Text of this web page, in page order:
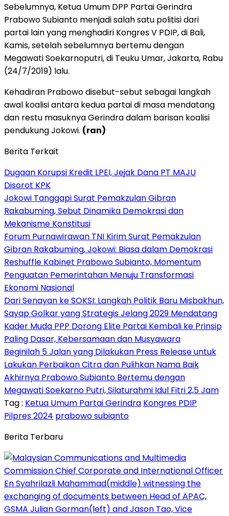
Sebelumnya, Ketua Umum DPP Partai Gerindra
Prabowo Subianto menjadi salah satu politisi dari
partai lain yang menghadiri Kongres V PDIP, di Bali,
Kamis, setelah sebelumnya bertemu dengan
Megawati Soekarnoputri, di Teuku Umar, Jakarta, Rabu
(24/7/2019) lalu.
Kehadiran Prabowo disebut-sebut sebagai langkah
awal koalisi antara kedua partai di masa mendatang
dan restu masuknya Gerindra dalam barisan koalisi
pendukung Jokowi. (ran)
Berita Terkait
Dugaan Korupsi Kredit LPEI, Jejak Dana PT MAJU
Disorot KPK
Jokowi Tanggapi Surat Pemakzulan Gibran
Rakabuming, Sebut Dinamika Demokrasi dan
Mekanisme Konstitusi
Forum Purnawirawan TNI Kirim Surat Pemakzulan
Gibran Rakabuming, Jokowi: Biasa dalam Demokrasi
Reshuffle Kabinet Prabowo Subianto, Momentum
Penguatan Pemerintahan Menuju Transformasi
Ekonomi Nasional
Dari Senayan ke SOKSI: Langkah Politik Baru Misbakhun,
Sayap Golkar yang Strategis Jelang 2029 Mendatang
Kader Muda PPP Dorong Elite Partai Kembali ke Prinsip
Paling Dasar, Kebersamaan dan Musyawara
Beginilah 5 Jalan yang Dilakukan Press Release untuk
Lakukan Perbaikan Citra dan Pulihkan Nama Baik
Akhirnya Prabowo Subianto Bertemu dengan
Megawati Soekarno Putri, Silaturahmi Idul Fitri 2,5 Jam
Tag : Ketua Umum Partai Gerindra Kongres PDIP
Pilpres 2024 prabowo subianto
Berita Terbaru